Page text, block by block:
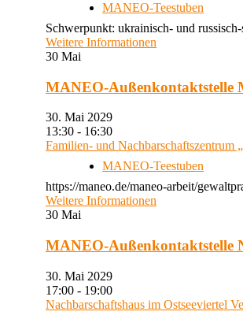
MANEO-Teestuben
Schwerpunkt: ukrainisch- und
Weitere Informationen
30 Mai
MANEO-Außenkontaktstelle
30. Mai 2029
13:30 - 16:30
Familien- und Nachbarschaftszentrum
MANEO-Teestuben
https://maneo.de/maneo-arbeit/
Weitere Informationen
30 Mai
MANEO-Außenkontaktstelle
30. Mai 2029
17:00 - 19:00
Nachbarschaftshaus im Ostseeviertel